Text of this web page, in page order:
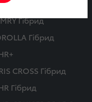
Гібрид
Гібрид
CROSS Гібрид
Гібрид